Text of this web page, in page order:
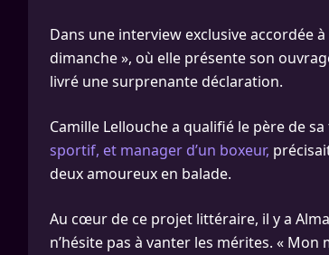
Dans une interview exclusive accordée
dimanche », où elle présente son
livré une surprenante déclaration.
Camille Lellouche a qualifié le père de
sportif, et manager d’un boxeur,
deux amoureux en balade.
Au cœur de ce projet littéraire, il y a
n’hésite pas à vanter les mérites. « Mon